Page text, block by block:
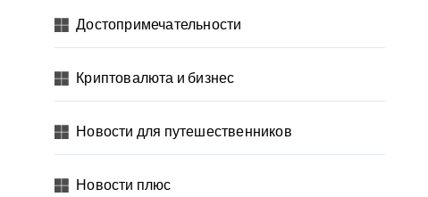
Достопримечательности
Криптовалюта и бизнес
Новости для путешественников
Новости плюс